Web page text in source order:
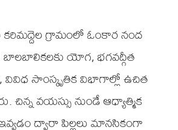
గ్రామంలో ఓంకార నంద
యోగ, భగవద్గీత
సాంస్కృతిక విభాగాల్లో ఉచిత
చిన్న వయస్సు నుండే ఆధ్యాత్మిక
ద్వారా పిల్లలు మానసికంగా